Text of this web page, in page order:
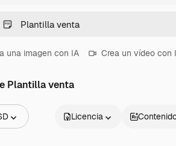
una imagen con IA Crea un vídeo con
Plantilla venta
Licencia